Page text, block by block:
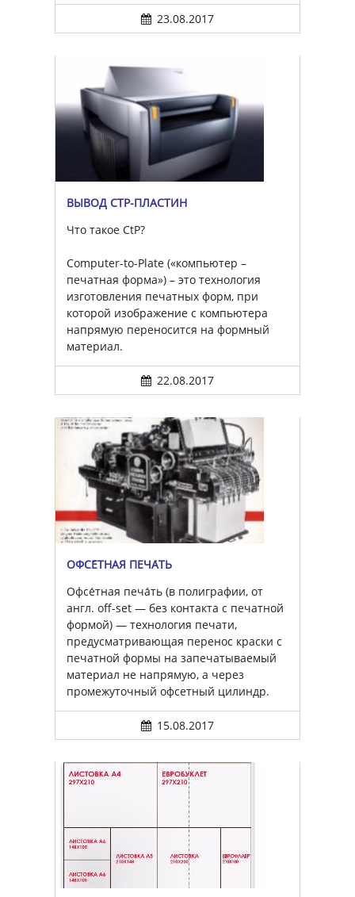
23.08.2017
ВЫВОД CTP-ПЛАСТИН
Что такое CtP?
Computer-to-Plate («компьютер –
печатная форма») – это технология
изготовления печатных форм, при
которой изображение с компьютера
напрямую переносится на формный
материал.
22.08.2017
ОФСЕ́ТНАЯ ПЕЧА́ТЬ
Офсе́тная печа́ть (в полиграфии, от
англ. off-set — без контакта с печатной
формой) — технология печати,
предусматривающая перенос краски с
печатной формы на запечатываемый
материал не напрямую, а через
промежуточный офсетный цилиндр.
15.08.2017